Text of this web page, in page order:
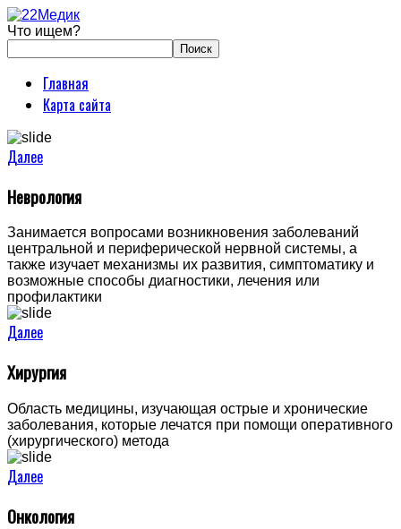
Что ищем?
Главная
Карта сайта
Далее
Неврология
Занимается вопросами возникновения заболеваний
центральной и периферической нервной системы, а
также изучает механизмы их развития, симптоматику и
возможные способы диагностики, лечения или
профилактики
Далее
Хирургия
Область медицины, изучающая острые и хронические
заболевания, которые лечатся при помощи оперативного
(хирургического) метода
Далее
Онкология